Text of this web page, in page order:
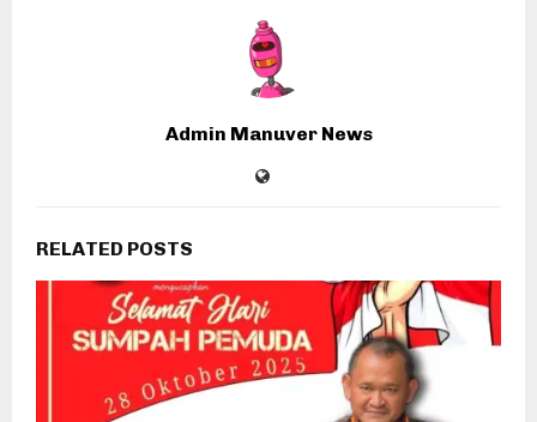
Admin Manuver News
RELATED POSTS